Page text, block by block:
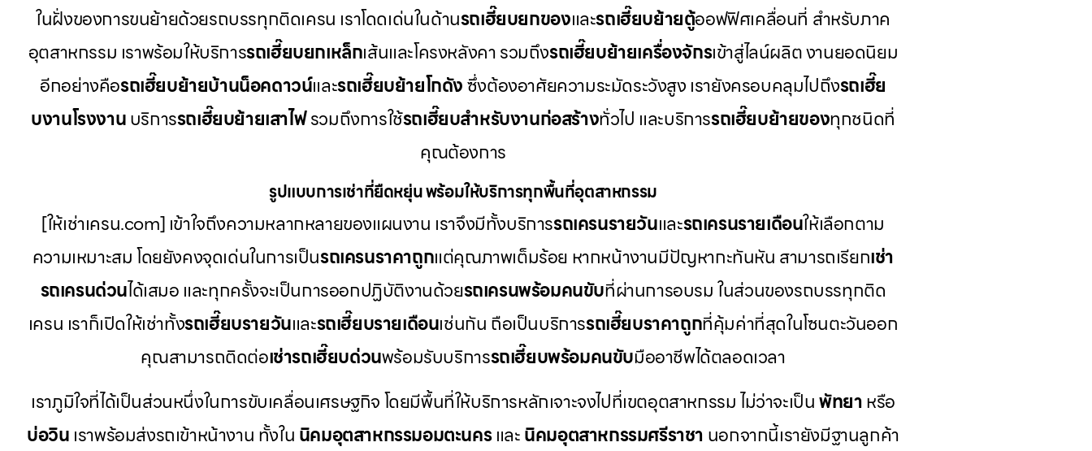
ในฝั่งของการขนย้ายด้วยรถบรรทุกติดเครน เราโดดเด่นในด้านรถเฮี๊ยบยกของและรถเฮี๊ยบย้ายตู้ออฟฟิศเคลื่อนที่ สำหรับภาค
อุตสาหกรรม เราพร้อมให้บริการรถเฮี๊ยบยกเหล็กเส้นและโครงหลังคา รวมถึงรถเฮี๊ยบย้ายเครื่องจักรเข้าสู่ไลน์ผลิต งานยอดนิยม
อีกอย่างคือรถเฮี๊ยบย้ายบ้านน็อคดาวน์และรถเฮี๊ยบย้ายโกดังซึ่งต้องอาศัยความระมัดระวังสูง เรายังครอบคลุมไปถึงรถเฮี๊ย
บงานโรงงานบริการรถเฮี๊ยบย้ายเสาไฟรวมถึงการใช้รถเฮี๊ยบสำหรับงานก่อสร้างทั่วไป และบริการรถเฮี๊ยบย้ายของทุกชนิดที่
คุณต้องการ
รูปแบบการเช่าที่ยืดหยุ่น พร้อมให้บริการทุกพื้นที่อุตสาหกรรม
[ให้เช่าเครน.com] เข้าใจถึงความหลากหลายของแผนงาน เราจึงมีทั้งบริการรถเครนรายวันและรถเครนรายเดือนให้เลือกตาม
ความเหมาะสม โดยยังคงจุดเด่นในการเป็นรถเครนราคาถูกแต่คุณภาพเต็มร้อย หากหน้างานมีปัญหากะทันหัน สามารถเรียกเช่า
รถเครนด่วนได้เสมอ และทุกครั้งจะเป็นการออกปฏิบัติงานด้วยรถเครนพร้อมคนขับที่ผ่านการอบรม ในส่วนของรถบรรทุกติด
เครน เราก็เปิดให้เช่าทั้งรถเฮี๊ยบรายวันและรถเฮี๊ยบรายเดือนเช่นกัน ถือเป็นบริการรถเฮี๊ยบราคาถูกที่คุ้มค่าที่สุดในโซนตะวันออก
คุณสามารถติดต่อเช่ารถเฮี๊ยบด่วนพร้อมรับบริการรถเฮี๊ยบพร้อมคนขับมืออาชีพได้ตลอดเวลา
เราภูมิใจที่ได้เป็นส่วนหนึ่งในการขับเคลื่อนเศรษฐกิจ โดยมีพื้นที่ให้บริการหลักเจาะจงไปที่เขตอุตสาหกรรม ไม่ว่าจะเป็นพัทยาหรือ
บ่อวิน เราพร้อมส่งรถเข้าหน้างาน ทั้งใน นิคมอุตสาหกรรมอมตะนครและนิคมอุตสาหกรรมศรีราชา นอกจากนี้เรายังมีฐานลูกค้า